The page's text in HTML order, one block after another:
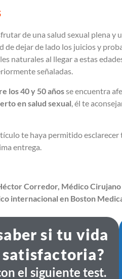
de una salud sexual plena y
de dejar de lado los juicios y
naturales al llegar a estas
señaladas.
los 40 y 50 añosse encuentra
en salud sexual , él te
te haya permitido
entrega.
Corredor, Médico
internacional en Boston
si tu vida
satisfactoria?
el siguiente test.